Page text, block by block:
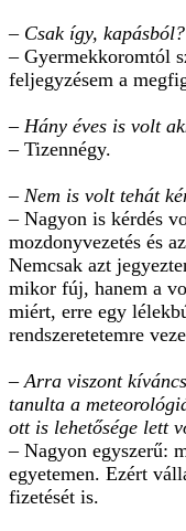
– Csak így, kapásból?
– Gyermekkoromtól
feljegyzésem a
– Hány éves is volt
– Tizennégy.
– Nem is volt tehát
– Nagyon is kérdés
mozdonyvezetés és
Nemcsak azt
mikor fúj, hanem a
miért, erre egy
rendszeretetemre
– Arra viszont
tanulta a
ott is lehetősége lett
– Nagyon egyszerű:
egyetemen. Ezért
fizetését is.